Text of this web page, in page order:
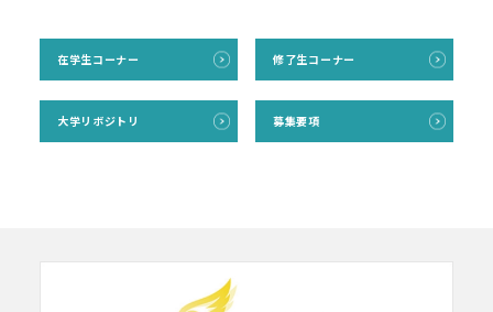
在学生コーナー 修了生コーナー
大学リボジトリ 募集要項